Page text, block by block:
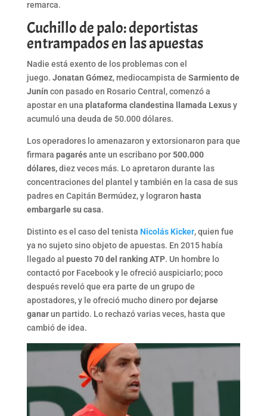
remarca.
Cuchillo de palo: deportistas
entrampados en las apuestas
Nadie está exento de los problemas con el
juego. Jonatan Gómez, mediocampista de Sarmiento de
Junín con pasado en Rosario Central, comenzó a
apostar en una plataforma clandestina llamada Lexusy
acumuló una deuda de 50.000 dólares.
Los operadores lo amenazaron y extorsionaron para que
firmara pagarésante un escribano por500.000
dólares,diez veces más. Lo apretaron durante las
concentraciones del plantel y también en la casa de sus
padres en Capitán Bermúdez, y lograron hasta
embargarle su casa.
Distinto es el caso del tenista Nicolás Kicker, quien fue
ya no sujeto sino objeto de apuestas. En 2015 había
llegado al puesto 70 del ranking ATP. Un hombre lo
contactó por Facebook y le ofreció auspiciarlo; poco
después reveló que era parte de un grupo de
apostadores, y le ofreció mucho dinero pordejarse
ganarun partido. Lo rechazó varias veces, hasta que
cambió de idea.